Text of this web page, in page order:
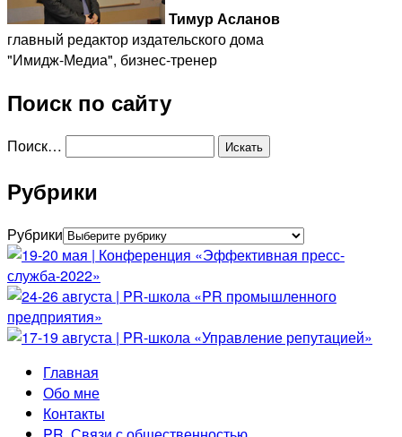
Тимур Асланов
главный редактор издательского дома
"Имидж-Медиа", бизнес-тренер
Поиск по сайту
Поиск…
Рубрики
Рубрики
Главная
Обо мне
Контакты